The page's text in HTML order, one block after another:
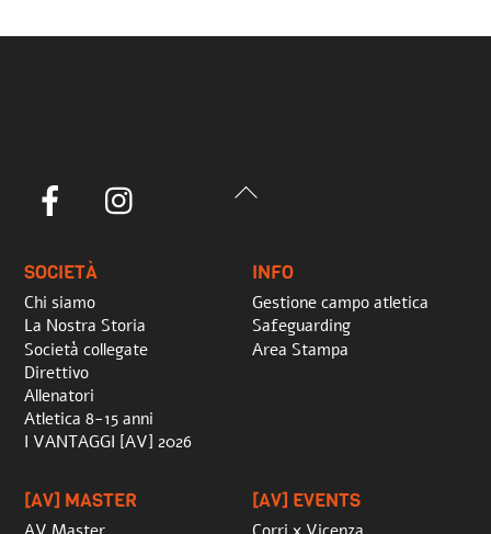
Back
Facebook
SOCIETÀ
Chi siamo
La Nostra Storia
Società collegate
Direttivo
Allenatori
Atletica 8-15 anni
I VANTAGGI [AV] 2026
INFO
Gestione campo atletica
Safeguarding
Area Stampa
[AV] MASTER [AV] EVENTS